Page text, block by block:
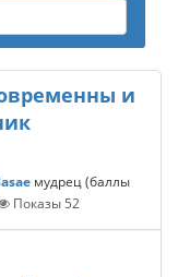
и
мудрец (баллы
Показы 52